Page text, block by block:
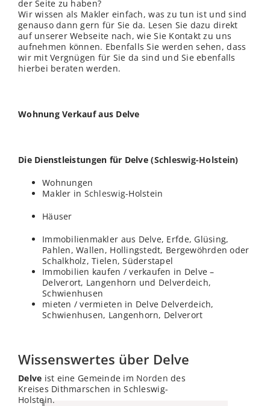
der Seite zu haben?
Wir wissen als Makler einfach, was zu tun ist und sind
genauso dann gern für Sie da. Lesen Sie dazu direkt
auf unserer Webseite nach, wie Sie Kontakt zu uns
aufnehmen können. Ebenfalls Sie werden sehen, dass
wir mit Vergnügen für Sie da sind und Sie ebenfalls
hierbei beraten werden.
Wohnung Verkauf aus Delve
Die Dienstleistungen für Delve (Schleswig-Holstein)
Wohnungen
Makler in Schleswig-Holstein
Häuser
Immobilienmakler aus Delve, Erfde, Glüsing,
Pahlen, Wallen, Hollingstedt, Bergewöhrden oder
Schalkholz, Tielen, Süderstapel
Immobilien kaufen / verkaufen in Delve –
Delverort, Langenhorn und Delverdeich,
Schwienhusen
mieten / vermieten in Delve Delverdeich,
Schwienhusen, Langenhorn, Delverort
Wissenswertes über Delve
Delve ist eine Gemeinde im Norden des
Kreises Dithmarschen in Schleswig-
Holstein.